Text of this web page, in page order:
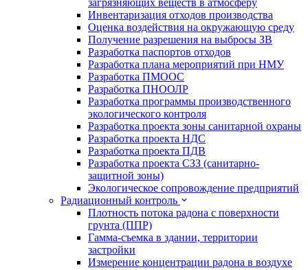
загрязняющих веществ в атмосферу
Инвентаризация отходов производства
Оценка воздействия на окружающую среду
Получение разрешения на выбросы ЗВ
Разработка паспортов отходов
Разработка плана мероприятий при НМУ
Разработка ПМООС
Разработка ПНООЛР
Разработка программы производственного
экологического контроля
Разработка проекта зоны санитарной охраны
Разработка проекта НДС
Разработка проекта ПДВ
Разработка проекта СЗЗ (санитарно-
защитной зоны)
Экологическое сопровождение предприятий
Радиационный контроль
Плотность потока радона с поверхности
грунта (ППР)
Гамма-съемка в здании, территории
застройки
Измерение концентрации радона в воздухе